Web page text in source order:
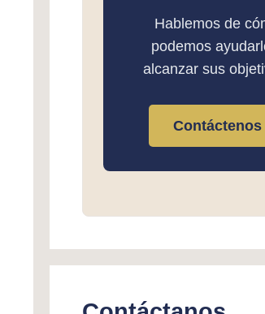
Hablemos de
podemos
alcanzar sus
Contáctenos